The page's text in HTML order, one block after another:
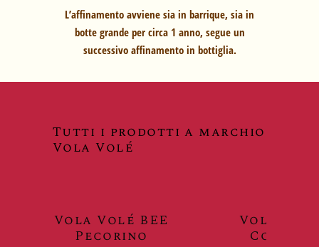
L’affinamento avviene sia in barrique, sia in
botte grande per circa 1 anno, segue un
successivo affinamento in bottiglia.
Tutti i prodotti a marchio
Vola Volé
Vola Volé BEE
Pecorino
Vola Volé